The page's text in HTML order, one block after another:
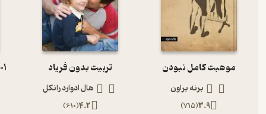
موهبت کامل نبودن
برنه براون
3.9
(
715
)
تربیت بدون فریاد
هال ادوارد رانکل
4.2
(
610
)
1001